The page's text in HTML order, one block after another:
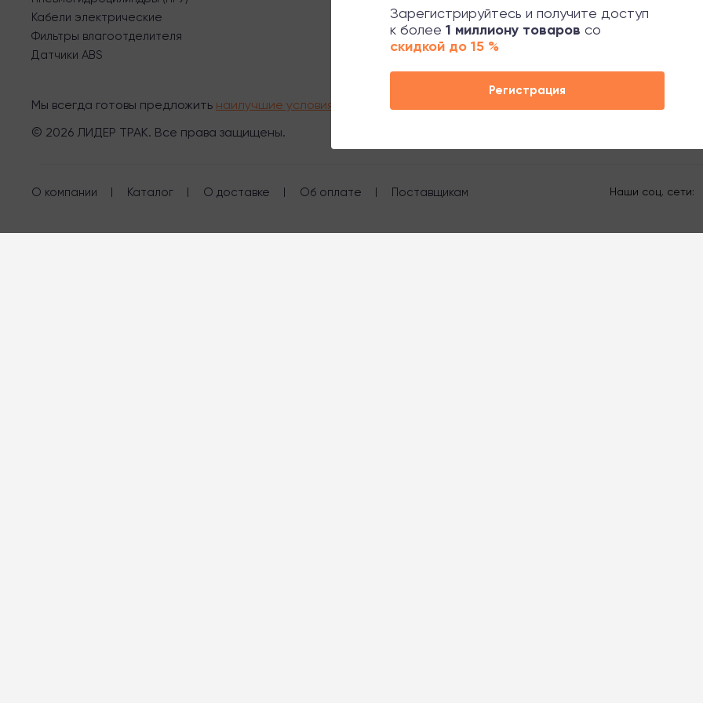
Зарегистрируйтесь и получите доступ
к более 1 миллиону товаров со
скидкой до 15 %
Регистрация
Кабели электрические
Фильтры влагоотделителя
Датчики ABS
Мы всегда готовы предложить наилучшие условия сотрудничества и индивидуальный подход к каждому
© 2026 ЛИДЕР ТРАК. Все права защищены.
О компании Каталог О доставке Об оплате Поставщикам Наши соц. сети: